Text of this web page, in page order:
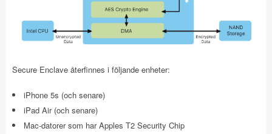
Secure Enclave återfinnes i följande enheter:
iPhone 5s (och senare)
iPad Air (och senare)
Mac-datorer som har Apples T2 Security Chip